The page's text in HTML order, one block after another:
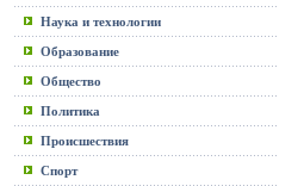
Наука и технологии
Образование
Общество
Политика
Происшествия
Спорт